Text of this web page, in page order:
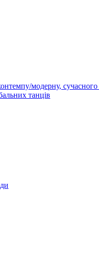
модерну,
танців